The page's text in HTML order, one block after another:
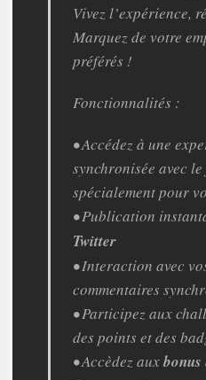
Vivez l’expérience,
Marquez de votre
préférés !
Fonctionnalités :
• Accédez à une
synchronisée avec
spécialement pour
• Publication
Twitter
• Interaction avec
commentaires
• Participez aux
des points et des
• Accèdez auxbonus